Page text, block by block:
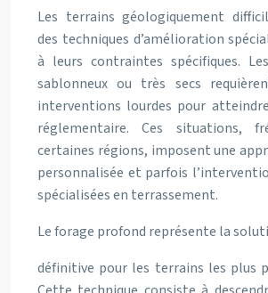
Les terrains géologiquement
des techniques d’amélioration
à leurs contraintes spécifiques.
sablonneux ou très secs
interventions lourdes pour
réglementaire. Ces situations,
certaines régions, imposent une
personnalisée et parfois
spécialisées en terrassement.
Le forage profond représente la
définitive pour les terrains les plus